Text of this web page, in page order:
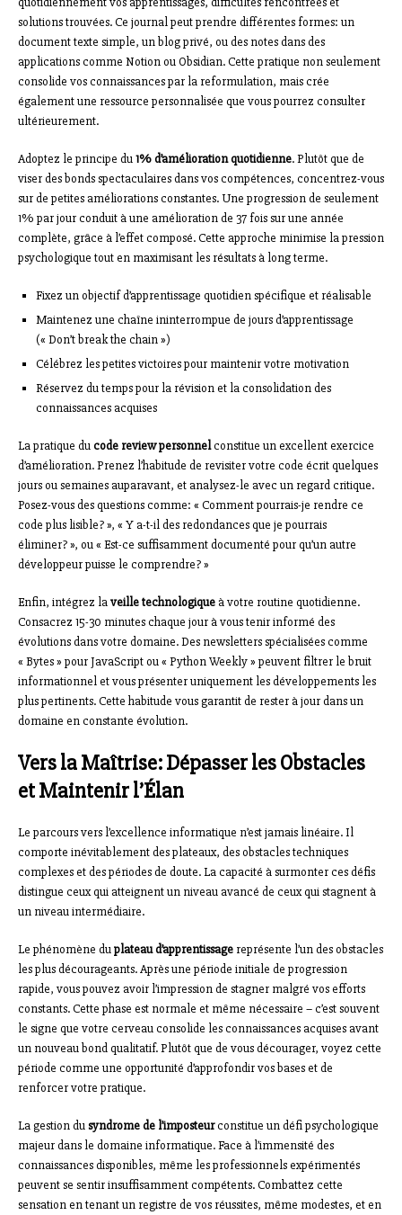
solutions trouvées. Ce journal peut prendre différentes formes: un
document texte simple, un blog privé, ou des notes dans des
applications comme Notion ou Obsidian. Cette pratique non seulement
consolide vos connaissances par la reformulation, mais crée
également une ressource personnalisée que vous pourrez consulter
ultérieurement.
Adoptez le principe du1% d’amélioration quotidienne. Plutôt que de
viser des bonds spectaculaires dans vos compétences, concentrez-vous
sur de petites améliorations constantes. Une progression de seulement
1% par jour conduit à une amélioration de 37 fois sur une année
complète, grâce à l’effet composé. Cette approche minimise la pression
psychologique tout en maximisant les résultats à long terme.
Fixez un objectif d’apprentissage quotidien spécifique et réalisable
Maintenez une chaîne ininterrompue de jours d’apprentissage
(« Don’t break the chain »)
Célébrez les petites victoires pour maintenir votre motivation
Réservez du temps pour la révision et la consolidation des
connaissances acquises
La pratique ducode review personnelconstitue un excellent exercice
d’amélioration. Prenez l’habitude de revisiter votre code écrit quelques
jours ou semaines auparavant, et analysez-le avec un regard critique.
Posez-vous des questions comme: « Comment pourrais-je rendre ce
code plus lisible? », « Y a-t-il des redondances que je pourrais
éliminer? », ou « Est-ce suffisamment documenté pour qu’un autre
développeur puisse le comprendre? »
Enfin, intégrez laveille technologiqueà votre routine quotidienne.
Consacrez 15-30 minutes chaque jour à vous tenir informé des
évolutions dans votre domaine. Des newsletters spécialisées comme
« Bytes » pour JavaScript ou « Python Weekly » peuvent filtrer le bruit
informationnel et vous présenter uniquement les développements les
plus pertinents. Cette habitude vous garantit de rester à jour dans un
domaine en constante évolution.
Vers la Maîtrise: Dépasser les Obstacles
et Maintenir l’Élan
Le parcours vers l’excellence informatique n’est jamais linéaire. Il
comporte inévitablement des plateaux, des obstacles techniques
complexes et des périodes de doute. La capacité à surmonter ces défis
distingue ceux qui atteignent un niveau avancé de ceux qui stagnent à
un niveau intermédiaire.
Le phénomène duplateau d’apprentissage représente l’un des obstacles
les plus décourageants. Après une période initiale de progression
rapide, vous pouvez avoir l’impression de stagner malgré vos efforts
constants. Cette phase est normale et même nécessaire – c’est souvent
le signe que votre cerveau consolide les connaissances acquises avant
un nouveau bond qualitatif. Plutôt que de vous décourager, voyez cette
période comme une opportunité d’approfondir vos bases et de
renforcer votre pratique.
La gestion dusyndrome de l’imposteurconstitue un défi psychologique
majeur dans le domaine informatique. Face à l’immensité des
connaissances disponibles, même les professionnels expérimentés
peuvent se sentir insuffisamment compétents. Combattez cette
sensation en tenant un registre de vos réussites, même modestes, et en